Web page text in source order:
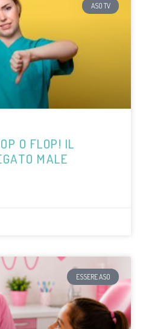
ASO TV
O FLOP! IL
MALE
ESSERE ASO